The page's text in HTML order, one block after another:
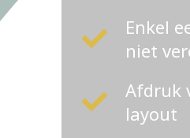
Enkel
niet
Afdruk
layout